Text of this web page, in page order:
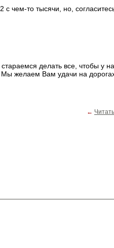
с чем-то тысячи, но,
делать все, чтобы у
Мы желаем Вам удачи на
←